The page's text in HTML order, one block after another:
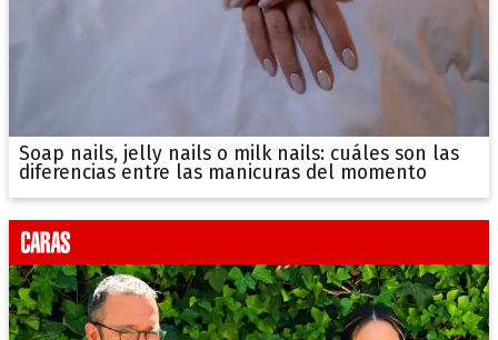
Soap nails, jelly nails o milk nails: cuáles son las
diferencias entre las manicuras del momento